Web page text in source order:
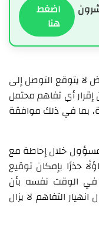
اضغط
هنا
لا يتوقع التوصل إلى
إقرار أي تفاهم محتمل
بما في ذلك موافقة
خلال إحاطة مع
حذرًا بإمكان توقيع
في الوقت نفسه بأن
التفاهم لا يزال